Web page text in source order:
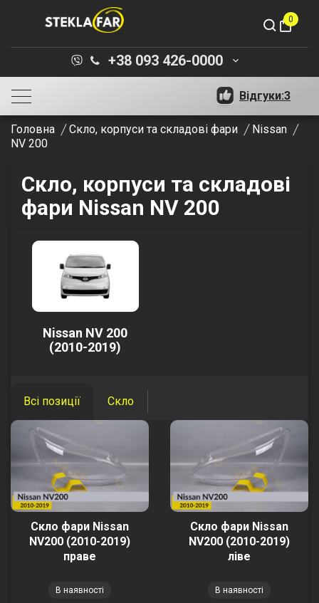
shopping_bag
0
+38 093 426-0000 keyboard_arrow_down
Відгуки:3
Головна Скло, корпуси та складові фари
Nissan
NV 200
Скло, корпуси та складові
фари Nissan NV 200
Nissan NV 200
(2010-2019)
Всі позиції Скло
Скло фари Nissan
NV200 (2010-2019)
праве
В наявності
Скло фари Nissan
NV200 (2010-2019)
ліве
В наявності